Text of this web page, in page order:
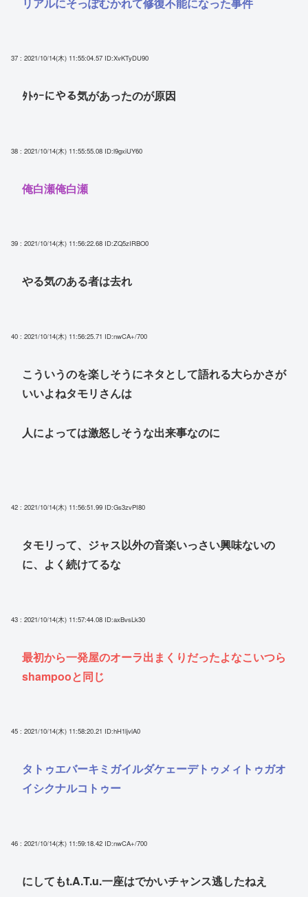
37 : 2021/10/14(木) 11:55:04.57 ID:XvKTyDU90
ﾀﾄｩｰにやる気があったのが原因
38 : 2021/10/14(木) 11:55:55.08 ID:l9gxiUY60
俺白瀬俺白瀬
39 : 2021/10/14(木) 11:56:22.68 ID:ZQ5zIRBO0
やる気のある者は去れ
40 : 2021/10/14(木) 11:56:25.71 ID:nwCA+/700
こういうのを楽しそうにネタとして語れる大らかさが
いいよねタモリさんは
人によっては激怒しそうな出来事なのに
42 : 2021/10/14(木) 11:56:51.99 ID:Gs3zvPI80
タモリって、ジャス以外の音楽いっさい興味ないの
に、よく続けてるな
43 : 2021/10/14(木) 11:57:44.08 ID:axBvsLk30
最初から一発屋のオーラ出まくりだったよなこいつら
shampooと同じ
45 : 2021/10/14(木) 11:58:20.21 ID:hH1ljvlA0
タトゥエバーキミガイルダケェーデトゥメィトゥガオ
イシクナルコトゥー
46 : 2021/10/14(木) 11:59:18.42 ID:nwCA+/700
にしてもt.A.T.u.一座はでかいチャンス逃したねえ